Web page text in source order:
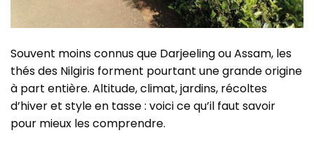
Souvent moins connus que Darjeeling ou Assam, les
thés des Nilgiris forment pourtant une grande origine
à part entière. Altitude, climat, jardins, récoltes
d’hiver et style en tasse : voici ce qu’il faut savoir
pour mieux les comprendre.